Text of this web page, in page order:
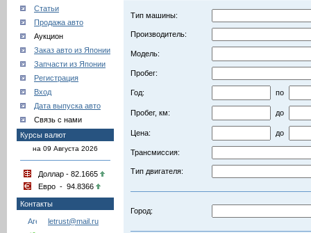
Статьи
Продажа авто
Аукцион
Заказ авто из Японии
Запчасти из Японии
Регистрация
Вход
Дата выпуска авто
Связь с нами
Курсы валют
на 09 Августа 2026
Доллар - 82.1665
Евро - 94.8366
Контакты
letrust@mail.ru
Тип машины:
Производитель:
Модель:
Пробег:
Год: по
Пробег, км: до
Цена: до
Трансмиссия:
Тип двигателя:
Город: